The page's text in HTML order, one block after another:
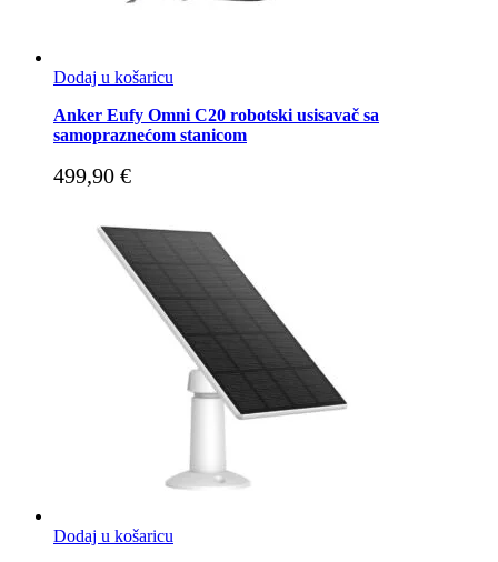
Dodaj u košaricu
Anker Eufy Omni C20 robotski usisavač sa
samopraznećom stanicom
499,90 €
Dodaj u košaricu